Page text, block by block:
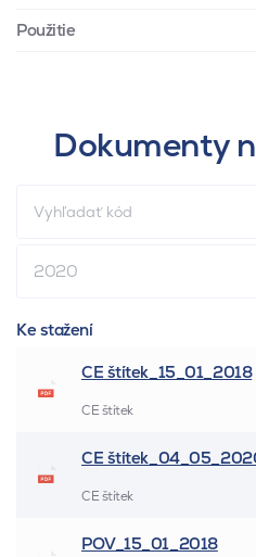
Použitie
Dokumenty
2020
Ke stažení
CE štítek_15_01_2018
CE štítek
CE
CE štítek
POV_15_01_2018